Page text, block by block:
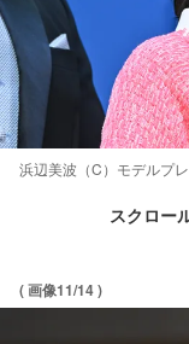
浜辺美波（C）モデルプ
スクロー
( 画像11/14 )